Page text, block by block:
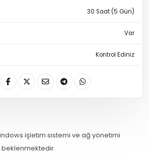
30 Saat (5 Gün)
Var
Kontrol Ediniz
işletim sistemi ve ağ yönetimi
beklenmektedir.